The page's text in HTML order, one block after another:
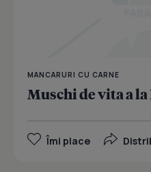
MANCARURI CU CARNE
Muschi de vita a
Îmi place